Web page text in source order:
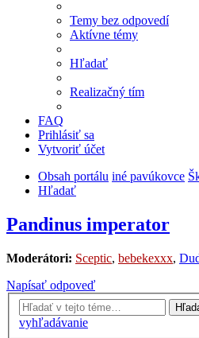
Temy bez odpovedí
Aktívne témy
Hľadať
Realizačný tím
FAQ
Prihlásiť sa
Vytvoriť účet
Obsah portálu iné pavúkovce
Hľadať
Pandinus imperator
Moderátori: Sceptic, bebekexxx,
Napísať odpoveď
vyhľadávanie